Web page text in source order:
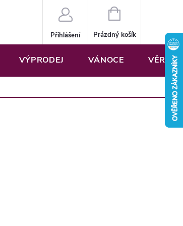
Přihlášení
NÁKUPNÍ
Prázdný košík
VÝPRODEJ VÁNOCE